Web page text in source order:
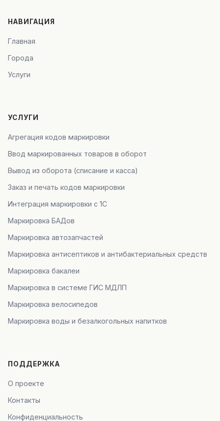
НАВИГАЦИЯ
Главная
Города
Услуги
УСЛУГИ
Агрегация кодов маркировки
Ввод маркированных товаров в оборот
Вывод из оборота (списание и касса)
Заказ и печать кодов маркировки
Интеграция маркировки с 1С
Маркировка БАДов
Маркировка автозапчастей
Маркировка антисептиков и антибактериальных средств
Маркировка бакалеи
Маркировка в системе ГИС МДЛП
Маркировка велосипедов
Маркировка воды и безалкогольных напитков
ПОДДЕРЖКА
О проекте
Контакты
Конфиденциальность